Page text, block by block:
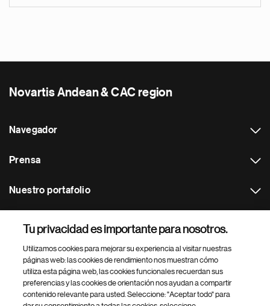
Novartis Andean & CAC region
Navegador
Prensa
Nuestro portafolio
Footer Site Search
Tu privacidad es importante para nosotros.
Utilizamos cookies para mejorar su experiencia al visitar nuestras
páginas web: las cookies de rendimiento nos muestran cómo
utiliza esta página web, las cookies funcionales recuerdan sus
preferencias y las cookies de orientación nos ayudan a compartir
contenido relevante para usted. Seleccione: "Aceptar todo" para